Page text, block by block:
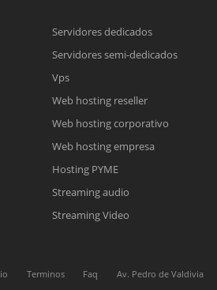
Reunión online
un correo electrónico con el enlace a
Cotización
y nos contactaremos a la brevedad.
Chat Online
están fuera de línea. Complete el formulario
electrónico con sus datos personales.
Servidores dedicados
Servidores semi-dedicados
Vps
Web hosting reseller
Web hosting corporativo
Web hosting empresa
Hosting PYME
Streaming audio
Streaming Video
Terminos Faq
Av. Pedro de Valdivia